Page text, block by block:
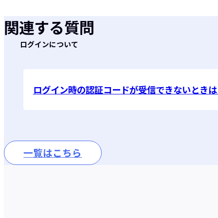
関連する質問
ログインについて
ログイン時の認証コードが受信できないとき
一覧はこちら